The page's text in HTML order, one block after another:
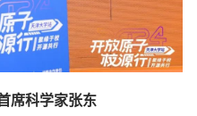
席科学家张东